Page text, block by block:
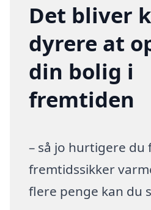
Det bliver
dyrere at
din bolig i
fremtiden
– så jo hurtigere du
fremtidssikker
flere penge kan du